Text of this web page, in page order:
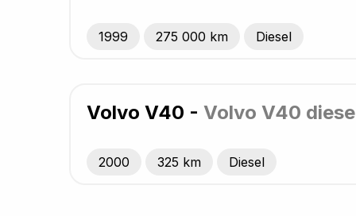
1999 275 000 km Diesel
Volvo V40 - Volvo V40
2000 325 km Diesel